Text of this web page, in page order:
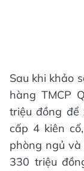
Sau khi khảo
hàng TMCP
triệu đồng để
cấp 4 kiên
phòng ngủ
330 triệu